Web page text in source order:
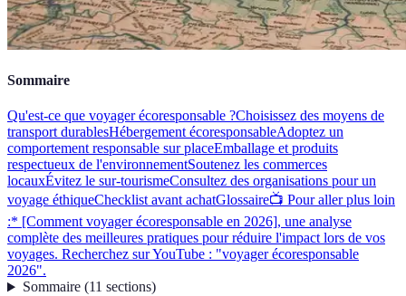
Sommaire
Qu'est-ce que voyager écoresponsable ?Choisissez des moyens de
transport durablesHébergement écoresponsableAdoptez un
comportement responsable sur placeEmballage et produits
respectueux de l'environnementSoutenez les commerces
locauxÉvitez le sur-tourismeConsultez des organisations pour un
voyage éthiqueChecklist avant achatGlossaire📺 Pour aller plus loin
:* [Comment voyager écoresponsable en 2026], une analyse
complète des meilleures pratiques pour réduire l'impact lors de vos
voyages. Recherchez sur YouTube : "voyager écoresponsable
2026".
Sommaire(11 sections)